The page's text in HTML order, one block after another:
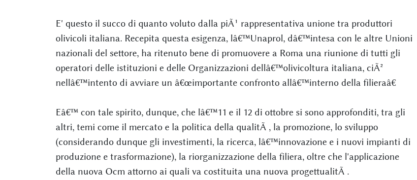
E' questo il succo di quanto voluto dalla piÃ¹ rappresentativa unione tra produttori
olivicoli italiana. Recepita questa esigenza, lâ€™Unaprol, dâ€™intesa con le altre Unioni
nazionali del settore, ha ritenuto bene di promuovere a Roma una riunione di tutti gli
operatori delle istituzioni e delle Organizzazioni dellâ€™olivicoltura italiana, ciÃ²
nellâ€™intento di avviare un â€œimportante confronto allâ€™interno della filieraâ€
Eâ€™ con tale spirito, dunque, che lâ€™11 e il 12 di ottobre si sono approfonditi, tra gli
altri, temi come il mercato e la politica della qualitÃ , la promozione, lo sviluppo
(considerando dunque gli investimenti, la ricerca, lâ€™innovazione e i nuovi impianti di
produzione e trasformazione), la riorganizzazione della filiera, oltre che l'applicazione
della nuova Ocm attorno ai quali va costituita una nuova progettualitÃ .